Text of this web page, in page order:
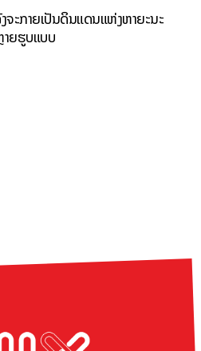
ຈະກາຍເປັນດິນແດນແຫ່ງຫາຍະນະ
ຍຮູບແບບ